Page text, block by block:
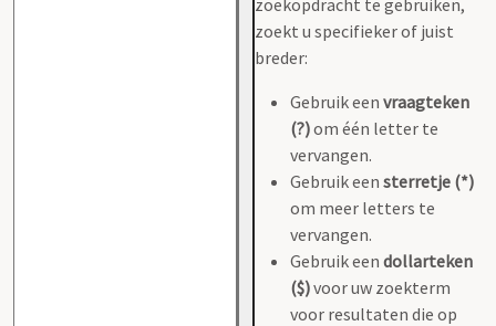
zoekt u specifieker of juist
breder:
Gebruik een vraagteken
(?)om één letter te
vervangen.
Gebruik een sterretje (*)
om meer letters te
vervangen.
Gebruik een dollarteken
($)voor uw zoekterm
voor resultaten die op